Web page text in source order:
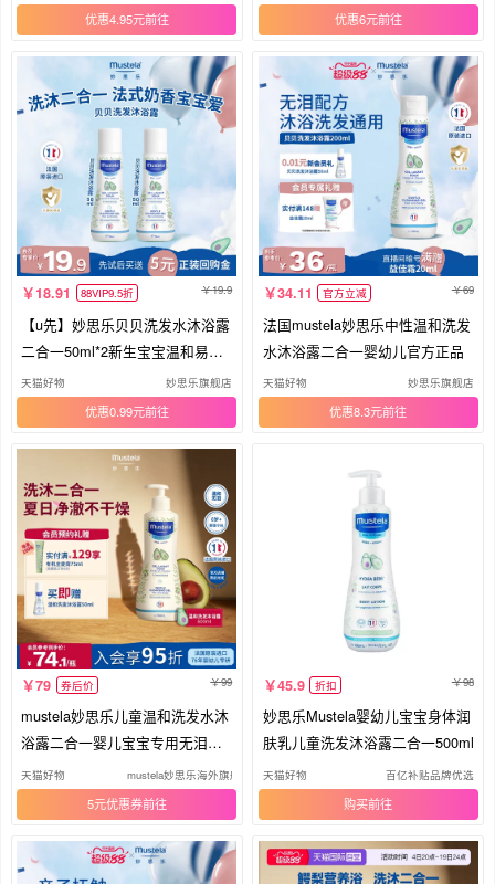
优惠4.95元 优惠6元
18.91 88VIP9.5折 19.9
【u先】妙思乐贝贝洗发水沐浴露
二合一50ml*2新生宝宝温和易清
洗
天猫好物 妙思乐旗舰店
优惠0.99元
34.11 官方立减 69
法国mustela妙思乐中性温和洗发
水沐浴露二合一婴幼儿官方正品
天猫好物 妙思乐旗舰店
优惠8.3元
79 券后价 99
mustela妙思乐儿童温和洗发水沐
浴露二合一婴儿宝宝专用无泪洗
浴
天猫好物 mustela妙思乐海外旗舰店
5元优惠券
45.9 折扣 98
妙思乐Mustela婴幼儿宝宝身体润
肤乳儿童洗发沐浴露二合一500ml
天猫好物 百亿补贴品牌优选
购买